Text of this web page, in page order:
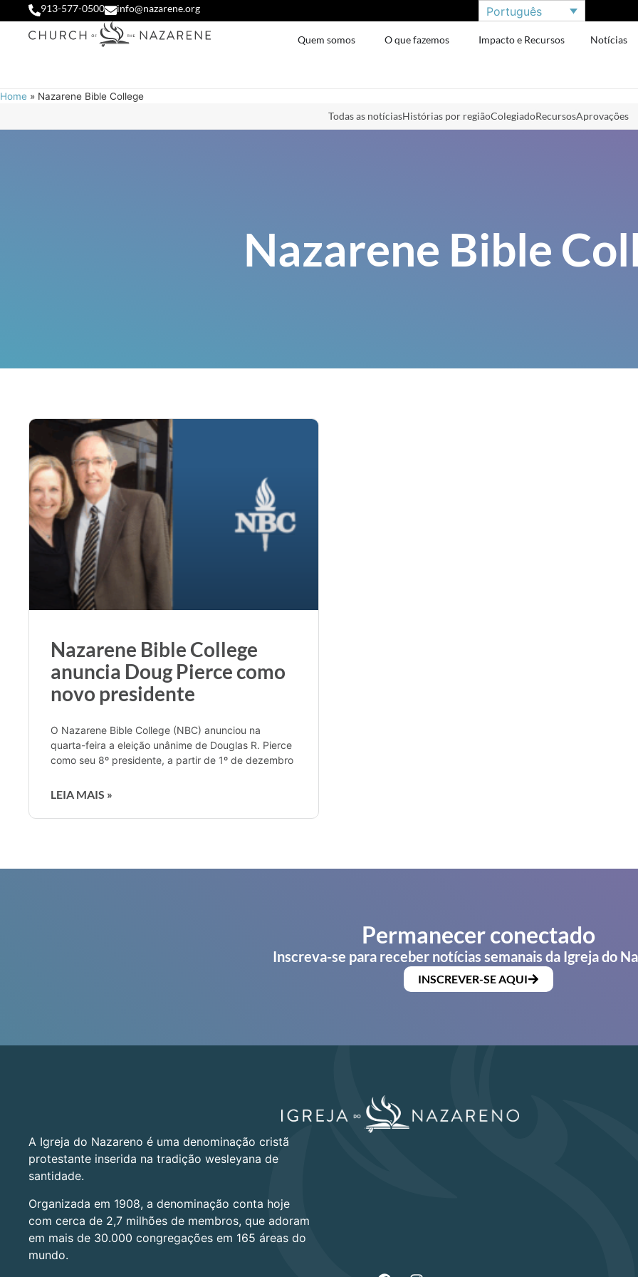
913-577-0500 info@nazarene.org Português
Quem somos O que fazemos Impacto e Recursos Notícias
Home » Nazarene Bible College
Todas as notíciasHistórias por regiãoColegiadoRecursosAprovações
Nazarene Bible
Nazarene Bible College
anuncia Doug Pierce como
novo presidente
O Nazarene Bible College (NBC) anunciou na
quarta-feira a eleição unânime de Douglas R. Pierce
como seu 8º presidente, a partir de 1º de dezembro
LEIA MAIS »
Permanecer conectado
Inscreva-se para receber notícias semanais da Igreja do
INSCREVER-SE AQUI
A Igreja do Nazareno é uma denominação cristã
protestante inserida na tradição wesleyana de
santidade.
Organizada em 1908, a denominação conta hoje
com cerca de 2,7 milhões de membros, que adoram
em mais de 30.000 congregações em 165 áreas do
mundo.